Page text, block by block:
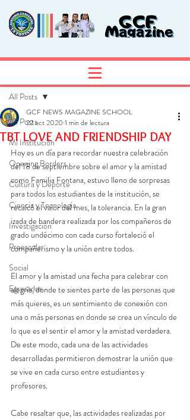
All Posts
Mi Institución
Opening Borders
Cultura y Deporte
Ciencia y Tecnología
Investigación
Preescolar
Social
Egresados
All Posts
TBT LOVE AND FRIENDSHIP DAY
GCF NEWS MAGAZINE SCHOOL
22 oct 2020 1 min de lectura
Hoy es un día para recordar nuestra celebración
del 18 de septiembre sobre el amor y la amistad
como Familia Fontana, estuvo lleno de sorpresas
para todos los estudiantes de la institución, se
recalcó el valor del mes, la tolerancia. En la gran
izada de bandera realizada por los compañeros de
grado undécimo con cada curso fortaleció el
compañerismo y la unión entre todos.
El amor y la amistad una fecha para celebrar con
alegría, donde te sientes parte de las personas que
más quieres, es un sentimiento de conexión con
una o más personas en donde se crea un vínculo de
lo que es el sentir el amor y la amistad verdadera.
De este modo, cada una de las actividades
desarrolladas permitieron demostrar la unión que
se vive en cada curso entre estudiantes y
profesores.
Cabe resaltar que, las actividades realizadas por